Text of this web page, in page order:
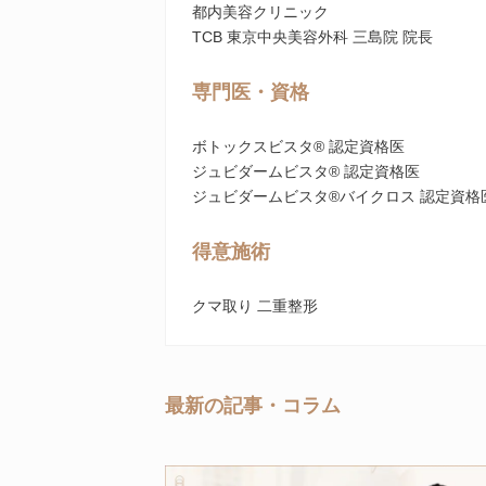
都内美容クリニック
TCB 東京中央美容外科 三島院 院長
専門医・資格
ボトックスビスタ® 認定資格医
ジュビダームビスタ® 認定資格医
ジュビダームビスタ®バイクロス 認定資格
得意施術
クマ取り 二重整形
最新の記事・コラム